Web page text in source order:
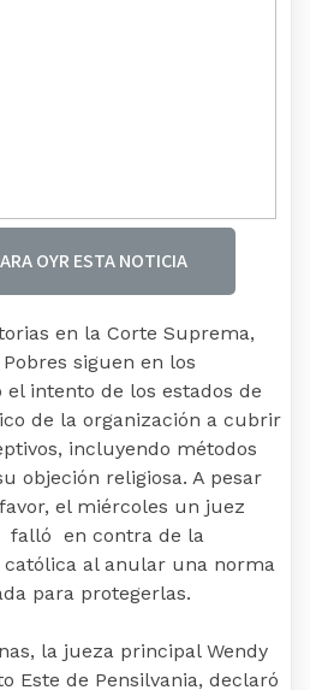
OYR ESTA NOTICIA
en la Corte Suprema,
siguen en los
intento de los estados de
de la organización a cubrir
incluyendo métodos
objeción religiosa. A pesar
el miércoles un juez
falló en contra de la
al anular una norma
para protegerlas.
la jueza principal Wendy
Este de Pensilvania, declaró